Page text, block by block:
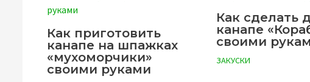
Как приготовить
канапе на шпажках
«мухоморчики»
своими руками
Как сделать
канапе
своими
ЗАКУСКИ